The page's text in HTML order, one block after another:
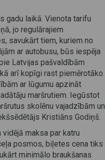
gadu laikā. Vienota tarifu
jo regulārajiem
savukārt tiem, kuriem no
ar autobusu, būs iespēja
Latvijas pašvaldībām
arī kopīgi rast piemērotāko
ar lūgumu apzināt
maršrutiem. Iegūstot
skolēnu vajadzībām un
Kristiāns Godiņš.
maksa par katru
posmos, biļetes cena tiks
minimālo braukšanas